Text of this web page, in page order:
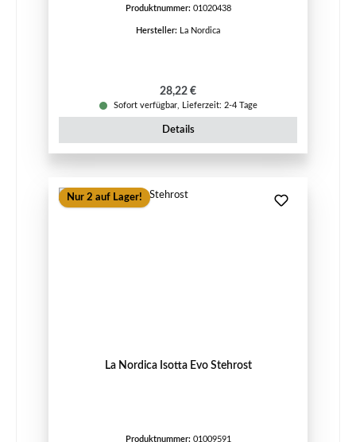
Produktnummer: 01020438
Hersteller: La Nordica
Regulärer Preis:
28,22 €
Sofort verfügbar, Lieferzeit: 2-4 Tage
Details
Nur 2 auf Lager!
La Nordica Isotta Evo Stehrost
Produktnummer: 01009591